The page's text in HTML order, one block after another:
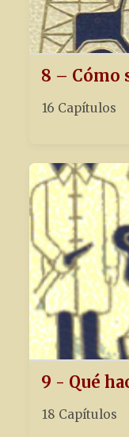
8 – Cómo
16 Capítulos
9 - Qué
18 Capítulos